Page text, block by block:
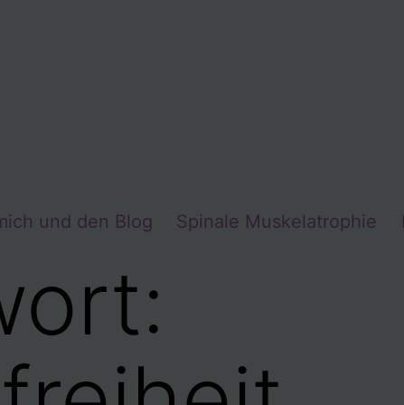
und den Blog Spinale Muskelatrophie